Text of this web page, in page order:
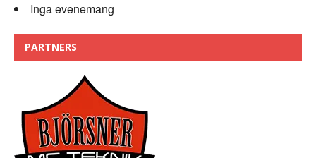
Inga evenemang
PARTNERS